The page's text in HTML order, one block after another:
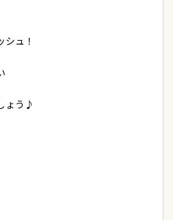
ュ！
ょう♪